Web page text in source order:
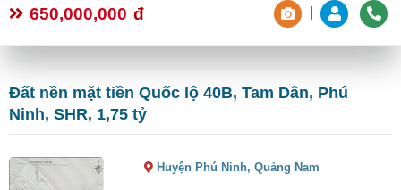
650,000,000 đ
Đất nền mặt tiền Quốc lộ 40B, Tam Dân, Phú
Ninh, SHR, 1,75 tỷ
Huyện Phú Ninh,Quảng Nam